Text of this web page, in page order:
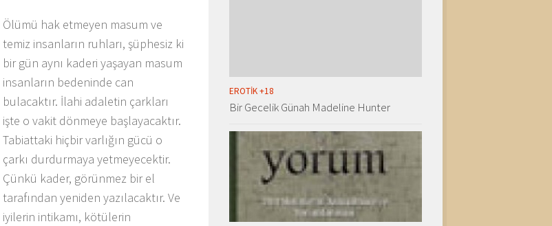
Ölümü hak etmeyen masum ve
temiz insanların ruhları, şüphesiz ki
bir gün aynı kaderi yaşayan masum
insanların bedeninde can
bulacaktır. İlahi adaletin çarkları
işte o vakit dönmeye başlayacaktır.
Tabiattaki hiçbir varlığın gücü o
çarkı durdurmaya yetmeyecektir.
Çünkü kader, görünmez bir el
tarafından yeniden yazılacaktır. Ve
iyilerin intikamı, kötülerin
EROTIK +18
Bir Gecelik Günah Madeline Hunter